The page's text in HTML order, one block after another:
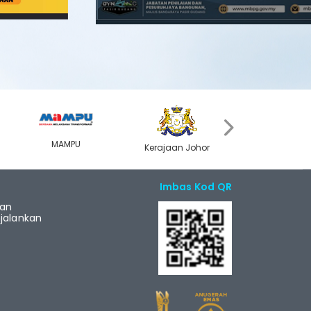
MAMPU Kerajaan Johor
Imbas Kod QR